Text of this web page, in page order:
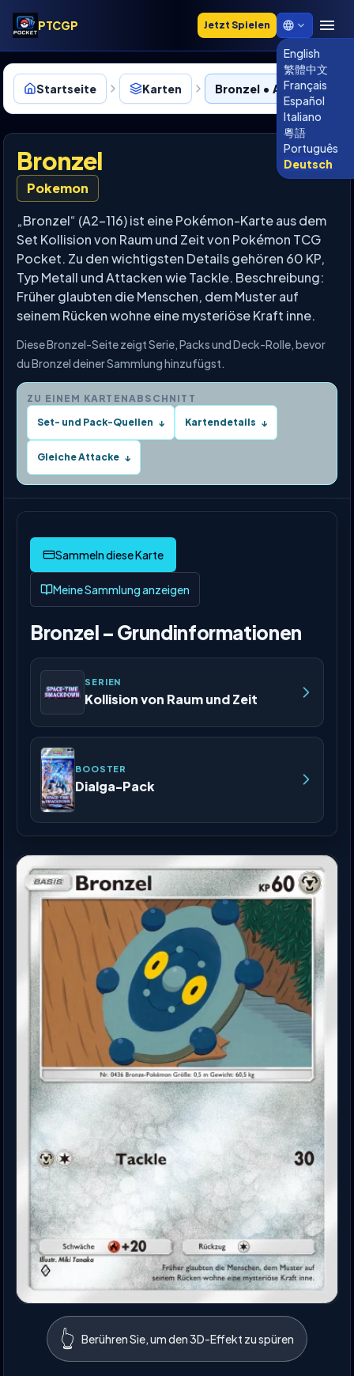
PTCGP Jetzt Spielen
English
繁體中文
Français
Español
Italiano
粵語
Português
Deutsch
Startseite Karten Bronzel • A2-116
Bronzel
Pokemon
„Bronzel“ (A2-116) ist eine Pokémon-Karte aus dem
Set Kollision von Raum und Zeit von Pokémon TCG
Pocket. Zu den wichtigsten Details gehören 60 KP,
Typ Metall und Attacken wie Tackle. Beschreibung:
Früher glaubten die Menschen, dem Muster auf
seinem Rücken wohne eine mysteriöse Kraft inne.
Diese Bronzel-Seite zeigt Serie, Packs und Deck-Rolle, bevor
du Bronzel deiner Sammlung hinzufügst.
ZU EINEM KARTENABSCHNITT
Set- und Pack-Quellen ↓ Kartendetails ↓
Gleiche Attacke ↓
Meine Sammlung anzeigen
Bronzel – Grundinformationen
SERIEN
Kollision von Raum und Zeit
BOOSTER
Dialga-Pack
👆 Berühren Sie, um den 3D-Effekt zu spüren